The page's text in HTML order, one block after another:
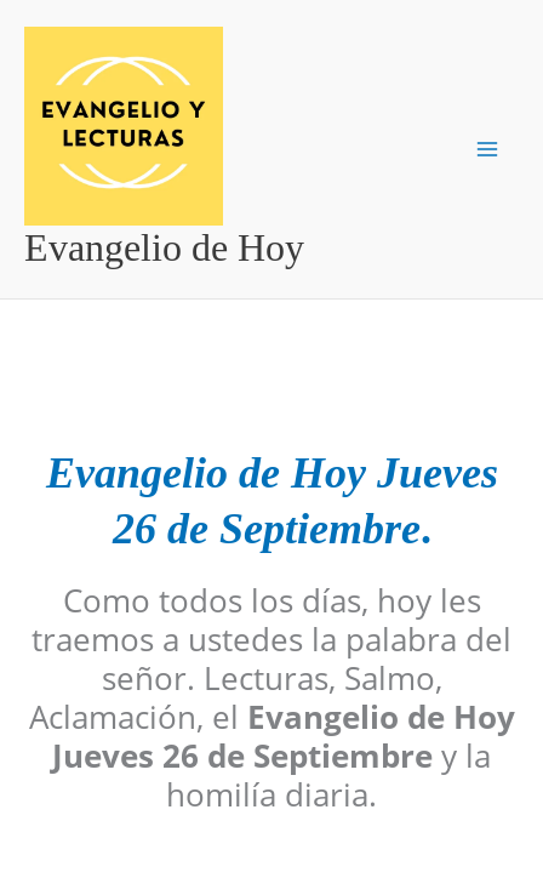
contenido
Evangelio de Hoy
Evangelio de Hoy Jueves
26 de Septiembre.
Como todos los días, hoy les
traemos a ustedes la palabra del
señor. Lecturas, Salmo,
Aclamación, el Evangelio de Hoy
Jueves 26 de Septiembrey la
homilía diaria.